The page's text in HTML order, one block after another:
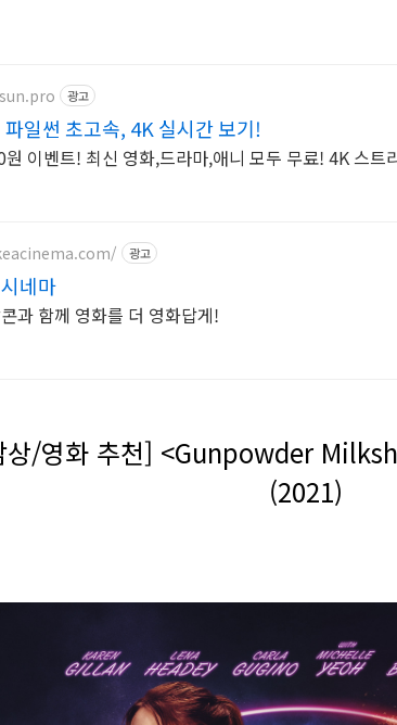
광고
일썬 초고속, 4K 실시간 보기!
원 이벤트! 최신 영화,드라마,애니 모두 무료! 4K 스트
광고
네마
과 함께 영화를 더 영화답게!
상/영화 추천] <Gunpowder
(2021)